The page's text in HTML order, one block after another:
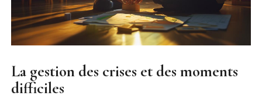
La gestion des crises et des moments
difficiles